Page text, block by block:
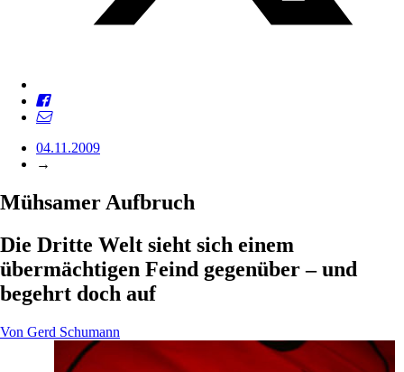
04.11.2009
→
Mühsamer Aufbruch
Die Dritte Welt sieht sich einem
übermächtigen Feind gegenüber – und
begehrt doch auf
Von Gerd Schumann